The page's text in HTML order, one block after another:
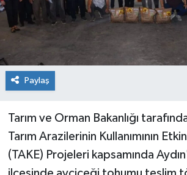
Paylaş
Tarım ve Orman Bakanlığı
Tarım Arazilerinin Kullanımının
(TAKE) Projeleri kapsamında